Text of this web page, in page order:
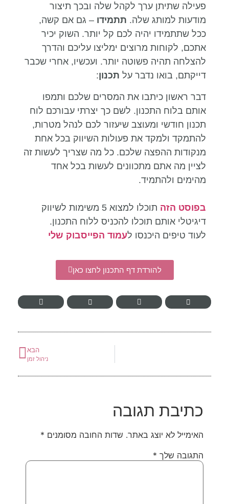
פעילה שתיתן ערך לקהל שלה ובכך תיצור
מודעות למותג שלה. תתמידו – גם אם קשה,
ככל שתתמידו יהיה לכם קל יותר. השוק יכיר
אתכם, לקוחות מרוצים ימליצו עליכם והדרך
להצלחה תהיה פשוטה יותר. ועכשיו, אחרי שכבר
דייקתם, בואו נדבר על תכנון:
דבר ראשון כיתבו את המסרים שלכם ותמפו
אותם בלוח התכנון. לשם כך יצרתי עבורכם לוח
תכנון חודשי ומעוצב שיעזור לכם לנהל מטרות,
להתמקד ולמקד את פעולות השיווק בכל אחת
מנקודות ההפצה שלכם. כל מה שצריך לעשות זה
לציין מה אתם מתכוונים לעשות בכל אחד
מהימים ולהתמיד.
בפוסט הזה
תוכלו למצוא 5 משימות לשיווק
דיגיטלי אותם תוכלו להכניס ללוח התכנון.
לעוד טיפים היכנסו לעמוד הפייסבוק שלי
להורדת דף התכנון לחצו כאן
הבא
ניהול זמן
כתיבת תגובה
האימייל לא יוצג באתר. שדות החובה מסומנים *
התגובה שלך *